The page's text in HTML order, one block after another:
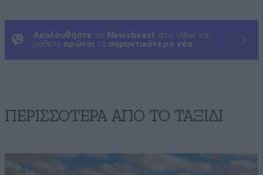
Ακολουθήστε το Newsbeast στο Viber και
μάθετε πρώτοι τα σημαντικότερα νέα
ΠΕΡΙΣΣΟΤΕΡΑ ΑΠΟ TO ΤΑΞΙΔΙ